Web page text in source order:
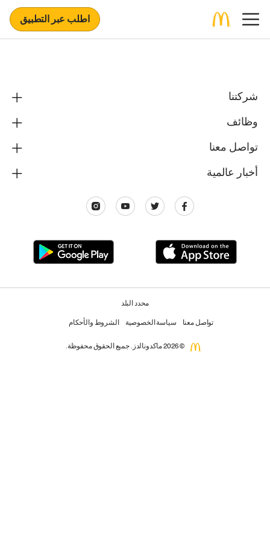
اطلب عبر التطبيق
شركتنا
وظائف
تواصل معنا
أخبار عالمية
محدد البلد
تواصل معنا سياسة الخصوصية الشروط والأحكام
© 2026 ماكدونالدز. جميع الحقوق محفوظة.